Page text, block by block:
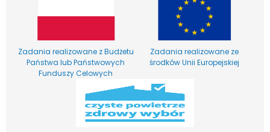
Zadania realizowane z Budżetu
Państwa lub Państwowych
Funduszy Celowych
Zadania realizowane ze
środków Unii Europejskiej